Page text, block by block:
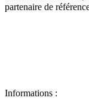
partenaire de
Informations :